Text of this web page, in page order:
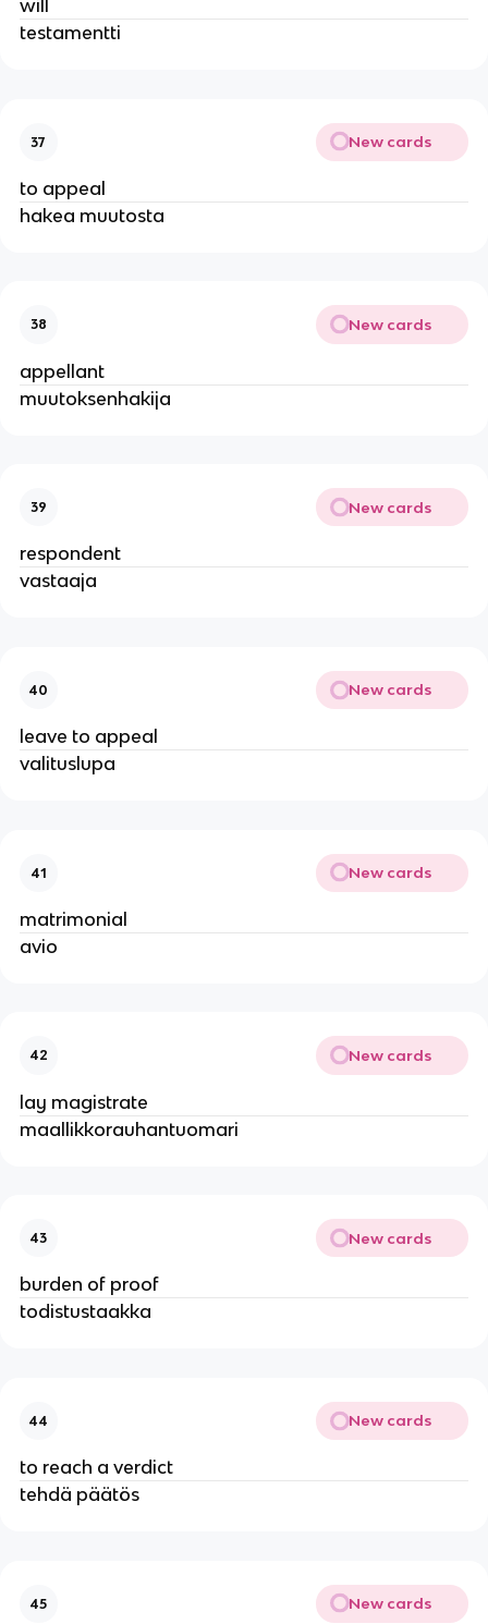
will
testamentti
37 New cards
to appeal
hakea muutosta
38 New cards
appellant
muutoksenhakija
39 New cards
respondent
vastaaja
40 New cards
leave to appeal
valituslupa
41 New cards
matrimonial
avio
42 New cards
lay magistrate
maallikkorauhantuomari
43 New cards
burden of proof
todistustaakka
44 New cards
to reach a verdict
tehdä päätös
45 New cards